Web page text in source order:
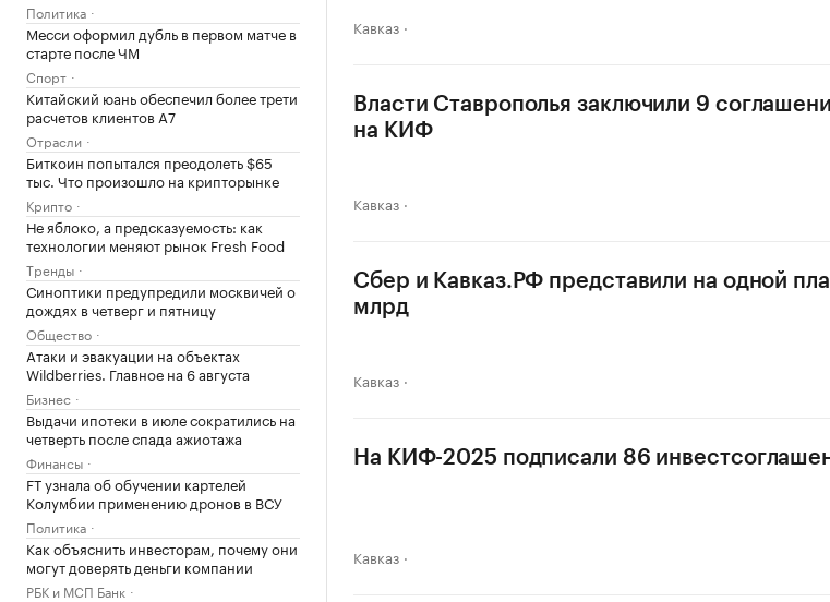
Политика
Месси оформил дубль в первом матче в
старте после ЧМ
Спорт
Китайский юань обеспечил более трети
расчетов клиентов А7
Отрасли
Биткоин попытался преодолеть $65
тыс. Что произошло на крипторынке
Крипто
Не яблоко, а предсказуемость: как
технологии меняют рынок Fresh Food
Тренды
Синоптики предупредили москвичей о
дождях в четверг и пятницу
Общество
Атаки и эвакуации на объектах
Wildberries. Главное на 6 августа
Бизнес
Выдачи ипотеки в июле сократились на
четверть после спада ажиотажа
Финансы
FT узнала об обучении картелей
Колумбии применению дронов в ВСУ
Политика
Как объяснить инвесторам, почему они
могут доверять деньги компании
РБК и МСП Банк
Кавказ
Власти Ставрополья заключили 9
на КИФ
Кавказ
Сбер и Кавказ.РФ представили на одной
млрд
Кавказ
На КИФ-2025 подписали 86
Кавказ